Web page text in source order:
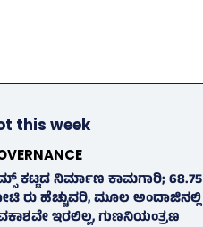
this week
ಕಟ್ಟಡ ನಿರ್ಮಾಣ ಕಾಮಗಾರಿ; 68.75
ರು ಹೆಚ್ಚುವರಿ, ಮೂಲ ಅಂದಾಜಿನಲ್ಲಿ
ಇರಲಿಲ್ಲ, ಗುಣನಿಯಂತ್ರಣ